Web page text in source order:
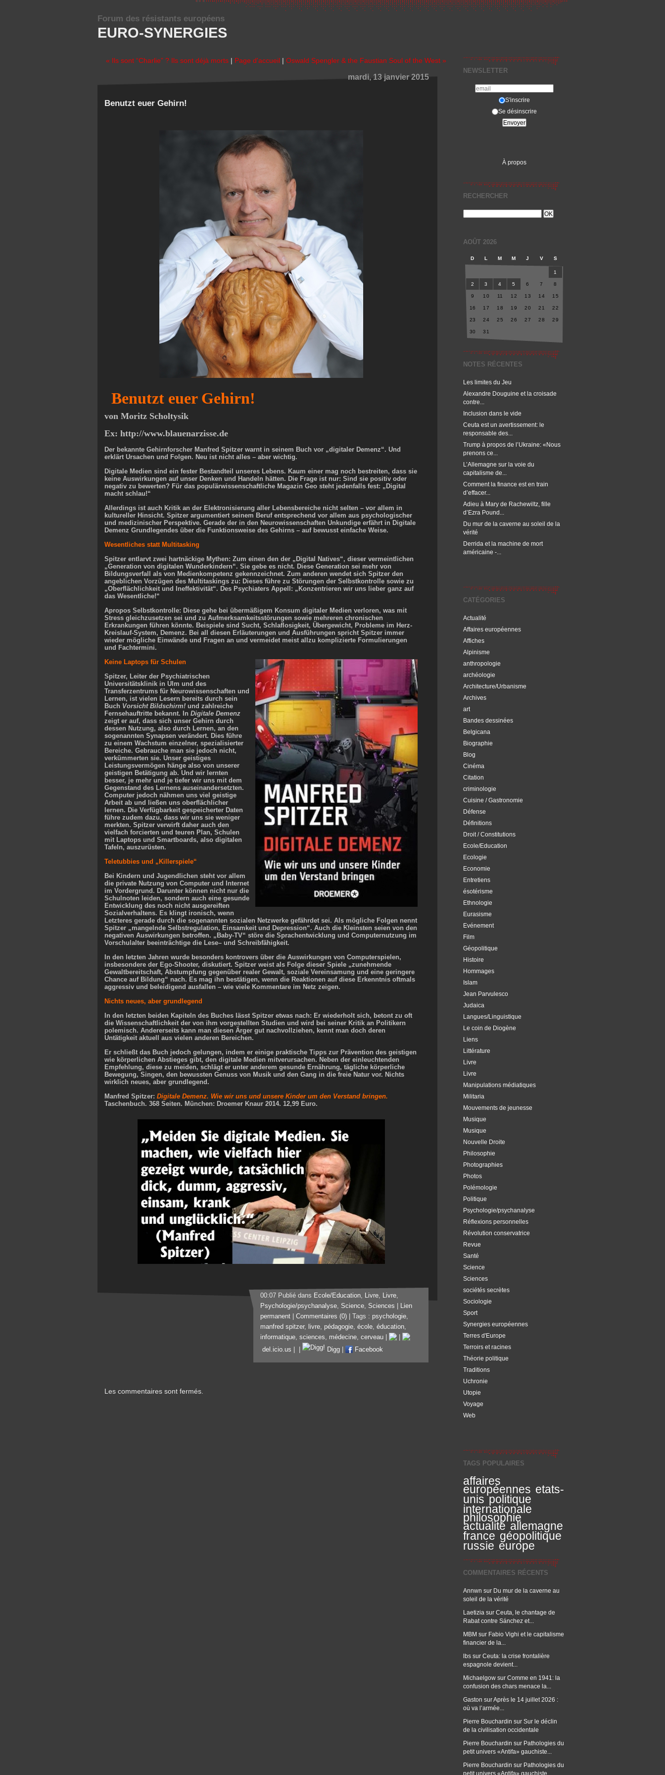
EURO-SYNERGIES
Forum des résistants européens
NEWSLETTER
S'inscrire
Se désinscrire
À propos
RECHERCHER
AOÛT 2026
D L M M J V S
1
2 3 4 5 6 7 8
9 10 11 12 13 14 15
16 17 18 19 20 21 22
23 24 25 26 27 28 29
30 31
NOTES RÉCENTES
Les limites du Jeu
Alexandre Douguine et la croisade
contre...
Inclusion dans le vide
Ceuta est un avertissement: le
responsable des...
Trump à propos de l’Ukraine: «Nous
prenons ce...
L’Allemagne sur la voie du
capitalisme de...
Comment la finance est en train
d’effacer...
Adieu à Mary de Rachewiltz, fille
d’Ezra Pound...
Du mur de la caverne au soleil de la
vérité
Derrida et la machine de mort
américaine -...
CATÉGORIES
Actualité
Affaires européennes
Affiches
Alpinisme
anthropologie
archéologie
Architecture/Urbanisme
Archives
art
Bandes dessinées
Belgicana
Biographie
Blog
Cinéma
Citation
criminologie
Cuisine / Gastronomie
Défense
Définitions
Droit / Constitutions
Ecole/Education
Ecologie
Economie
Entretiens
ésotérisme
Ethnologie
Eurasisme
Evénement
Film
Géopolitique
Histoire
Hommages
Islam
Jean Parvulesco
Judaica
Langues/Linguistique
Le coin de Diogène
Liens
Littérature
Livre
Livre
Manipulations médiatiques
Militaria
Mouvements de jeunesse
Musique
Musique
Nouvelle Droite
Philosophie
Photographies
Photos
Polémologie
Politique
Psychologie/psychanalyse
Réflexions personnelles
Révolution conservatrice
Revue
Santé
Science
Sciences
sociétés secrètes
Sociologie
Sport
Synergies européennes
Terres d'Europe
Terroirs et racines
Théorie politique
Traditions
Uchronie
Utopie
Voyage
Web
TAGS POPULAIRES
affaires
européennes etats-
unis politique
internationale
philosophie
actualité allemagne
france géopolitique
russie europe
COMMENTAIRES RÉCENTS
Annwn sur Du mur de la caverne au
soleil de la vérité
Laetizia sur Ceuta, le chantage de
Rabat contre Sánchez et...
MBM sur Fabio Vighi et le capitalisme
financier de la...
lbs sur Ceuta: la crise frontalière
espagnole devient...
Michaelgow sur Comme en 1941: la
confusion des chars menace la...
Gaston surAprès le 14 juillet 2026 :
où va l’armée...
Pierre Bouchardin sur Sur le déclin
de la civilisation occidentale
Pierre Bouchardin sur Pathologies du
petit univers «Antifa» gauchiste...
Pierre Bouchardin sur Pathologies du
petit univers «Antifa» gauchiste...
« Ils sont “Charlie” ? Ils sont déjà morts | Page d'accueil | Oswald Spengler & the Faustian Soul of the West »
mardi, 13 janvier 2015
Benutzt euer Gehirn!
Benutzt euer Gehirn!
von Moritz Scholtysik
Ex: http://www.blauenarzisse.de
Der bekannte Gehirnforscher Manfred Spitzer warnt in seinem Buch vor „digitaler Demenz“. Und
erklärt Ursachen und Folgen. Neu ist nicht alles – aber wichtig.
Digitale Medien sind ein fester Bestandteil unseres Lebens. Kaum einer mag noch bestreiten, dass sie
keine Auswirkungen auf unser Denken und Handeln hätten. Die Frage ist nur: Sind sie positiv oder
negativ zu bewerten? Für das populärwissenschaftliche Magazin Geo steht jedenfalls fest: „Digital
macht schlau!“
Allerdings ist auch Kritik an der Elektronisierung aller Lebensbereiche nicht selten – vor allem in
kultureller Hinsicht. Spitzer argumentiert seinem Beruf entsprechend vor allem aus psychologischer
und medizinischer Perspektive. Gerade der in den Neurowissenschaften Unkundige erfährt in Digitale
Demenz Grundlegendes über die Funktionsweise des Gehirns – auf bewusst einfache Weise.
Wesentliches statt Multitasking
Spitzer entlarvt zwei hartnäckige Mythen: Zum einen den der „Digital Natives“, dieser vermeintlichen
„Generation von digitalen Wunderkindern“. Sie gebe es nicht. Diese Generation sei mehr von
Bildungsverfall als von Medienkompetenz gekennzeichnet. Zum anderen wendet sich Spitzer den
angeblichen Vorzügen des Multitaskings zu: Dieses führe zu Störungen der Selbstkontrolle sowie zu
„Oberflächlichkeit und Ineffektivität“. Des Psychiaters Appell: „Konzentrieren wir uns lieber ganz auf
das Wesentliche!“
Apropos Selbstkontrolle: Diese gehe bei übermäßigem Konsum digitaler Medien verloren, was mit
Stress gleichzusetzen sei und zu Aufmerksamkeitsstörungen sowie mehreren chronischen
Erkrankungen führen könnte. Beispiele sind Sucht, Schlaflosigkeit, Übergewicht, Probleme im Herz-​
Kreislauf-​System, Demenz. Bei all diesen Erläuterungen und Ausführungen spricht Spitzer immer
wieder mögliche Einwände und Fragen an und vermeidet meist allzu komplizierte Formulierungen
und Fachtermini.
Keine Laptops für Schulen
Spitzer, Leiter der Psychiatrischen
Universitätsklinik in Ulm und des
Transferzentrums für Neurowissenschaften und
Lernen, ist vielen Lesern bereits durch sein
Buch Vorsicht Bildschirm! und zahlreiche
Fernsehauftritte bekannt. In Digitale Demenz
zeigt er auf, dass sich unser Gehirn durch
dessen Nutzung, also durch Lernen, an den
sogenannten Synapsen verändert. Dies führe
zu einem Wachstum einzelner, spezialisierter
Bereiche. Gebrauche man sie jedoch nicht,
verkümmerten sie. Unser geistiges
Leistungsvermögen hänge also von unserer
geistigen Betätigung ab. Und wir lernten
besser, je mehr und je tiefer wir uns mit dem
Gegenstand des Lernens auseinandersetzten.
Computer jedoch nähmen uns viel geistige
Arbeit ab und ließen uns oberflächlicher
lernen. Die Verfügbarkeit gespeicherter Daten
führe zudem dazu, dass wir uns sie weniger
merkten. Spitzer verwirft daher auch den
vielfach forcierten und teuren Plan, Schulen
mit Laptops und Smartboards, also digitalen
Tafeln, auszurüsten.
Teletubbies und „Killerspiele“
Bei Kindern und Jugendlichen steht vor allem
die private Nutzung von Computer und Internet
im Vordergrund. Darunter können nicht nur die
Schulnoten leiden, sondern auch eine gesunde
Entwicklung des noch nicht ausgereiften
Sozialverhaltens. Es klingt ironisch, wenn
Letzteres gerade durch die sogenannten sozialen Netzwerke gefährdet sei. Als mögliche Folgen nennt
Spitzer „mangelnde Selbstregulation, Einsamkeit und Depression“. Auch die Kleinsten seien von den
negativen Auswirkungen betroffen. „Baby-​TV“ störe die Sprachentwicklung und Computernutzung im
Vorschulalter beeinträchtige die Lese– und Schreibfähigkeit.
In den letzten Jahren wurde besonders kontrovers über die Auswirkungen von Computerspielen,
insbesondere der Ego-​Shooter, diskutiert. Spitzer weist als Folge dieser Spiele „zunehmende
Gewaltbereitschaft, Abstumpfung gegenüber realer Gewalt, soziale Vereinsamung und eine geringere
Chance auf Bildung“ nach. Es mag ihn bestätigen, wenn die Reaktionen auf diese Erkenntnis oftmals
aggressiv und beleidigend ausfallen – wie viele Kommentare im Netz zeigen.
Nichts neues, aber grundlegend
In den letzten beiden Kapiteln des Buches lässt Spitzer etwas nach: Er wiederholt sich, betont zu oft
die Wissenschaftlichkeit der von ihm vorgestellten Studien und wird bei seiner Kritik an Politikern
polemisch. Andererseits kann man diesen Ärger gut nachvollziehen, kennt man doch deren
Untätigkeit aktuell aus vielen anderen Bereichen.
Er schließt das Buch jedoch gelungen, indem er einige praktische Tipps zur Prävention des geistigen
wie körperlichen Abstieges gibt, den digitale Medien mitverursachen. Neben der einleuchtenden
Empfehlung, diese zu meiden, schlägt er unter anderem gesunde Ernährung, tägliche körperliche
Bewegung, Singen, den bewussten Genuss von Musik und den Gang in die freie Natur vor. Nichts
wirklich neues, aber grundlegend.
Manfred Spitzer: Digitale Demenz. Wie wir uns und unsere Kinder um den Verstand bringen.
Taschenbuch. 368 Seiten. München: Droemer Knaur 2014. 12,99 Euro.
00:07 Publié dans Ecole/Education Livre Livre
Psychologie/psychanalyse Science Sciences
Lien
permanent
Commentaires (0) | Tags : psychologie
manfred spitzer, livre pédagogie école éducation
informatique sciences médecine cerveau
del.icio.us
Digg Facebook
Les commentaires sont fermés.